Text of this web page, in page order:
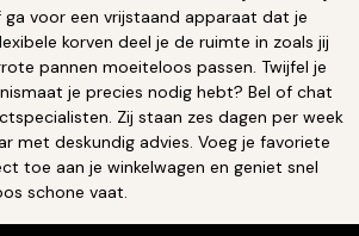
ga voor een vrijstaand apparaat dat je
korven deel je de ruimte in zoals jij
pannen moeiteloos passen. Twijfel je
je precies nodig hebt? Bel of chat
Zij staan zes dagen per week
met deskundig advies. Voeg je favoriete
toe aan je winkelwagen en geniet snel
schone vaat.